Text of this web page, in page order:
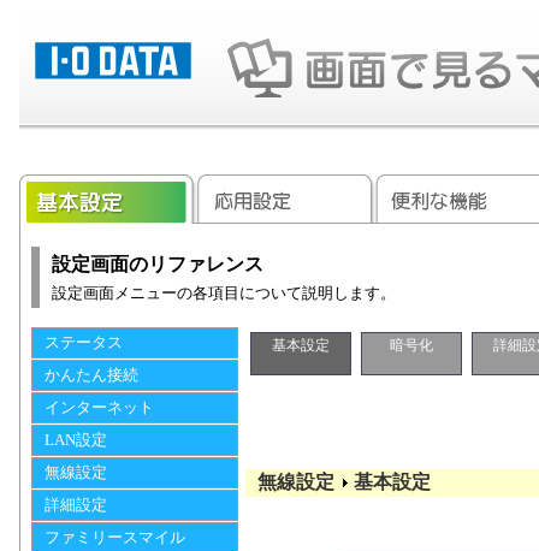
設定画面のリファレンス
設定画面メニューの各項目について説明します。
基本設定 暗号化 詳細
無線設定 基本設定
ステータス
かんたん接続
インターネット
LAN設定
無線設定
詳細設定
ファミリースマイル